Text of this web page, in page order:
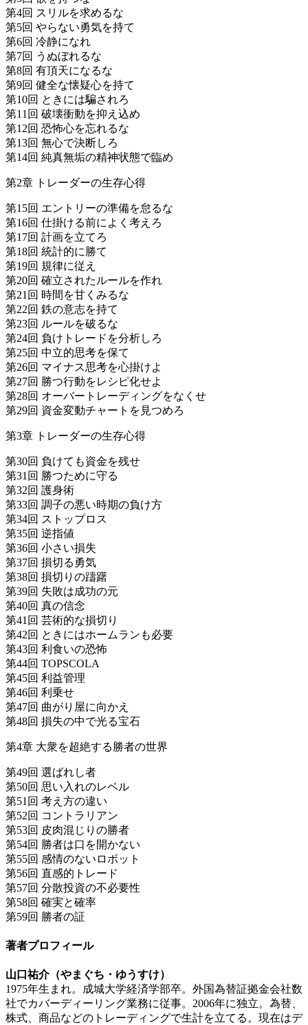
第4回 スリルを求めるな
第5回 やらない勇気を持て
第6回 冷静になれ
第7回 うぬぼれるな
第8回 有頂天になるな
第9回 健全な懐疑心を持て
第10回 ときには騙されろ
第11回 破壊衝動を抑え込め
第12回 恐怖心を忘れるな
第13回 無心で決断しろ
第14回 純真無垢の精神状態で臨め
第2章 トレーダーの生存心得
第15回 エントリーの準備を怠るな
第16回 仕掛ける前によく考えろ
第17回 計画を立てろ
第18回 統計的に勝て
第19回 規律に従え
第20回 確立されたルールを作れ
第21回 時間を甘くみるな
第22回 鉄の意志を持て
第23回 ルールを破るな
第24回 負けトレードを分析しろ
第25回 中立的思考を保て
第26回 マイナス思考を心掛けよ
第27回 勝つ行動をレシピ化せよ
第28回 オーバートレーディングをなくせ
第29回 資金変動チャートを見つめろ
第3章 トレーダーの生存心得
第30回 負けても資金を残せ
第31回 勝つために守る
第32回 護身術
第33回 調子の悪い時期の負け方
第34回 ストップロス
第35回 逆指値
第36回 小さい損失
第37回 損切る勇気
第38回 損切りの躊躇
第39回 失敗は成功の元
第40回 真の信念
第41回 芸術的な損切り
第42回 ときにはホームランも必要
第43回 利食いの恐怖
第44回 TOPSCOLA
第45回 利益管理
第46回 利乗せ
第47回 曲がり屋に向かえ
第48回 損失の中で光る宝石
第4章 大衆を超絶する勝者の世界
第49回 選ばれし者
第50回 思い入れのレベル
第51回 考え方の違い
第52回 コントラリアン
第53回 皮肉混じりの勝者
第54回 勝者は口を開かない
第55回 感情のないロボット
第56回 直感的トレード
第57回 分散投資の不必要性
第58回 確実と確率
第59回 勝者の証
著者プロフィール
山口祐介（やまぐち・ゆうすけ）
1975年生まれ。成城大学経済学部卒。外国為替証拠金会社数
社でカバーディーリング業務に従事。2006年に独立。為替、
株式、商品などのトレーディングで生計を立てる。現在はデ